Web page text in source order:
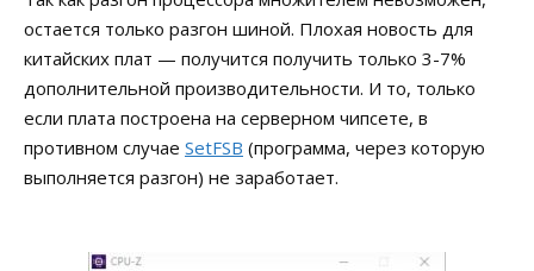
остается только разгон шиной. Плохая новость для
китайских плат — получится получить только 3-7%
дополнительной производительности. И то, только
если плата построена на серверном чипсете, в
противном случае SetFSB (программа, через которую
выполняется разгон) не заработает.